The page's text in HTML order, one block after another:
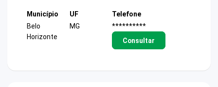
Município
Belo
Horizonte
UF
MG
Telefone
**********
Consultar